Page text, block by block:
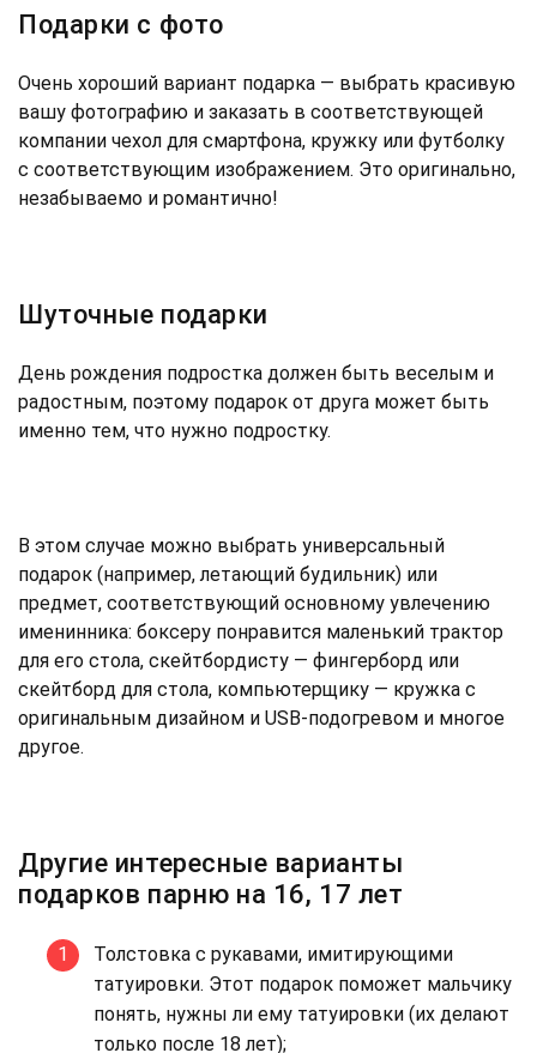
Подарки с фото
Очень хороший вариант подарка — выбрать красивую
вашу фотографию и заказать в соответствующей
компании чехол для смартфона, кружку или футболку
с соответствующим изображением. Это оригинально,
незабываемо и романтично!
Шуточные подарки
День рождения подростка должен быть веселым и
радостным, поэтому подарок от друга может быть
именно тем, что нужно подростку.
В этом случае можно выбрать универсальный
подарок (например, летающий будильник) или
предмет, соответствующий основному увлечению
именинника: боксеру понравится маленький трактор
для его стола, скейтбордисту — фингерборд или
скейтборд для стола, компьютерщику — кружка с
оригинальным дизайном и USB-подогревом и многое
другое.
Другие интересные варианты
подарков парню на 16, 17 лет
Толстовка с рукавами, имитирующими
татуировки. Этот подарок поможет мальчику
понять, нужны ли ему татуировки (их делают
только после 18 лет);